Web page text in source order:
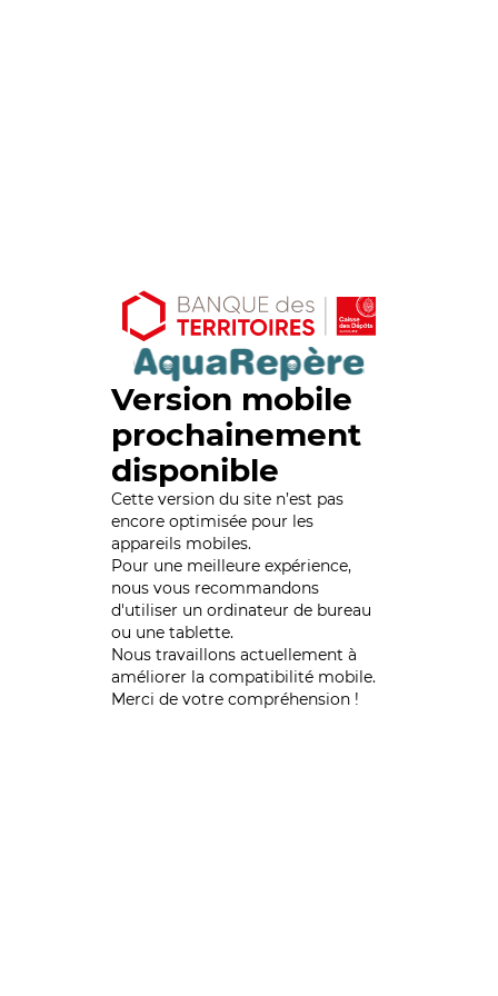
Version mobile
prochainement
disponible
Cette version du site n’est pas
encore optimisée pour les
appareils mobiles.
Pour une meilleure expérience,
nous vous recommandons
d'utiliser un ordinateur de bureau
ou une tablette.
Nous travaillons actuellement à
améliorer la compatibilité mobile.
Merci de votre compréhension !